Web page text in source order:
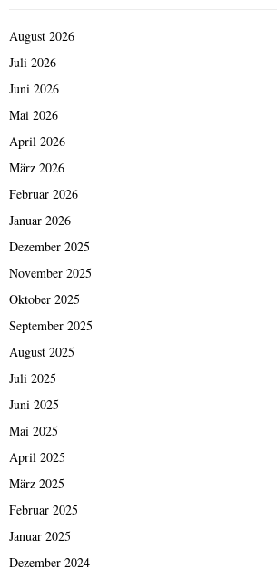
August 2026
Juli 2026
Juni 2026
Mai 2026
April 2026
März 2026
Februar 2026
Januar 2026
Dezember 2025
November 2025
Oktober 2025
September 2025
August 2025
Juli 2025
Juni 2025
Mai 2025
April 2025
März 2025
Februar 2025
Januar 2025
Dezember 2024